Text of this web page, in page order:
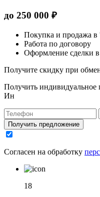
до 250 000 ₽
Покупка и продажа в
Работа по договору
Оформление сделки в
Получите скидку при
Получить индивидуальное
Ин
Получить предложение
Согласен на обработку
18